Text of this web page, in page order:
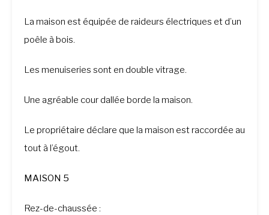
La maison est équipée de raideurs électriques et d’un
poêle à bois.
Les menuiseries sont en double vitrage.
Une agréable cour dallée borde la maison.
Le propriétaire déclare que la maison est raccordée au
tout à l’égout.
MAISON 5
Rez-de-chaussée :